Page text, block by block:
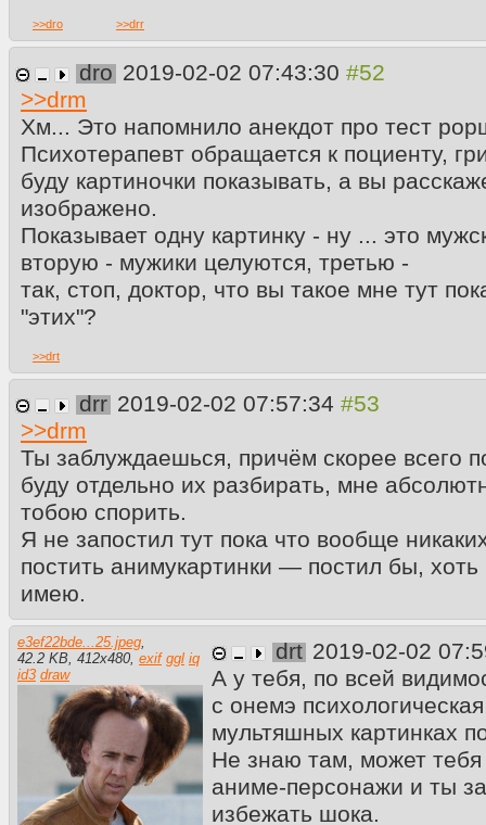
>>dro >>drr
dro 2019-02-02 07:43:30
>>drm
Хм... Это напомнило анекдот про тест
Психотерапевт обращается к поциенту,
буду картиночки показывать, а вы
изображено.
Показывает одну картинку - ну ... это
вторую - мужики целуются, третью -
так, стоп, доктор, что вы такое мне тут
"этих"?
>>drt
drr 2019-02-02 07:57:34
>>drm
Ты заблуждаешься, причём скорее всего
буду отдельно их разбирать, мне
тобою спорить.
Я не запостил тут пока что вообще
постить анимукартинки — постил бы,
имею.
e3ef22bde...25.jpeg,
42.2 KB, 412x480, exif ggl iq
id3 draw
drt 2019-02-02
А у тебя, по всей
с онемэ
мультяшных картинках
Не знаю там, может тебя
аниме-персонажи и ты
избежать шока.